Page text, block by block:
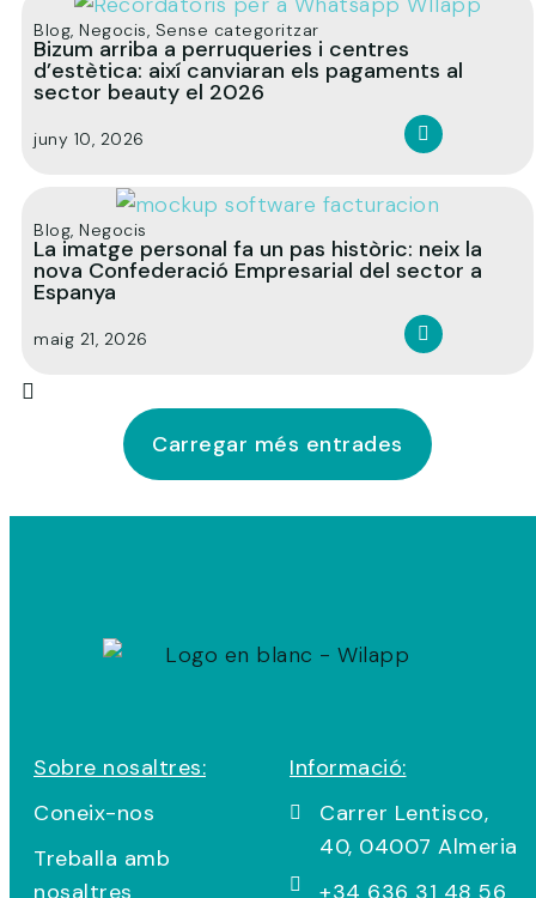
Blog, Negocis, Sense categoritzar
Bizum arriba a perruqueries i centres
d’estètica: així canviaran els pagaments al
sector beauty el 2026
juny 10, 2026
Blog, Negocis
La imatge personal fa un pas històric: neix la
nova Confederació Empresarial del sector a
Espanya
maig 21, 2026
Carregar més entrades
Sobre nosaltres:
Coneix-nos
Treballa amb
Informació:
Carrer Lentisco,
40, 04007 Almeria